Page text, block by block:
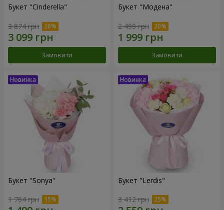
Букет "Cinderella"
3 874 грн
Замовити
Букет "Модена"
2 499 грн
Замовити
Букет "Sonya"
1 764 грн
Букет "Lerdis"
3 412 грн